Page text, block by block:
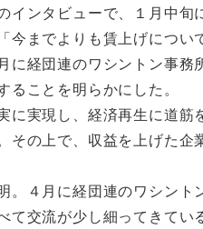
ンタビューで、１月中
今までよりも賃上げにつ
に経団連のワシントン事
ことを明らかにした。
実現し、経済再生に道
の上で、収益を上げた
４月に経団連のワシン
て交流が少し細ってきて